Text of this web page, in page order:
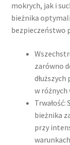
mokrych, jak i
bieżnika
bezpieczeństwo
zarówno
w różnych
bieżnika
przy